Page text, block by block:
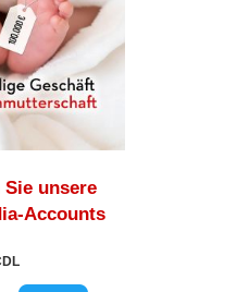
Sie unsere
Accounts